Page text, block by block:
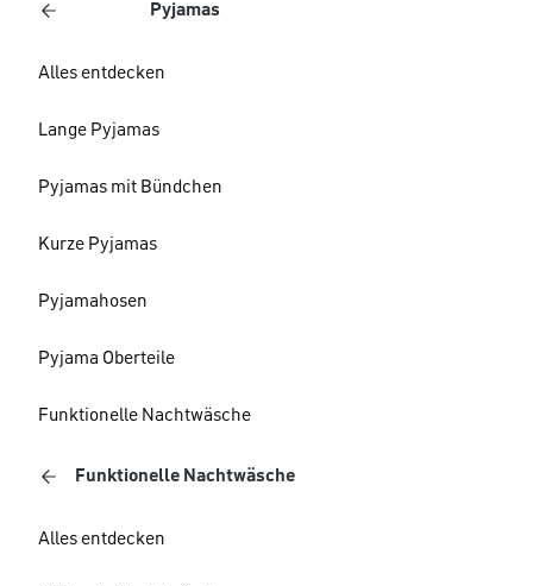
Pyjamas
Alles entdecken
Lange Pyjamas
Pyjamas mit Bündchen
Kurze Pyjamas
Pyjamahosen
Pyjama Oberteile
Funktionelle Nachtwäsche
Funktionelle Nachtwäsche
Alles entdecken